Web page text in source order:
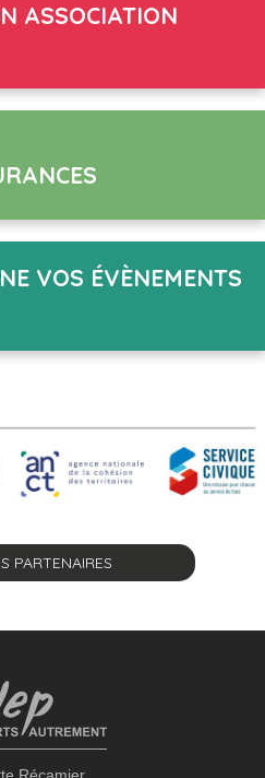
ASSOCIATION
VOS ÉVÈNEMENTS
PARTENAIRES